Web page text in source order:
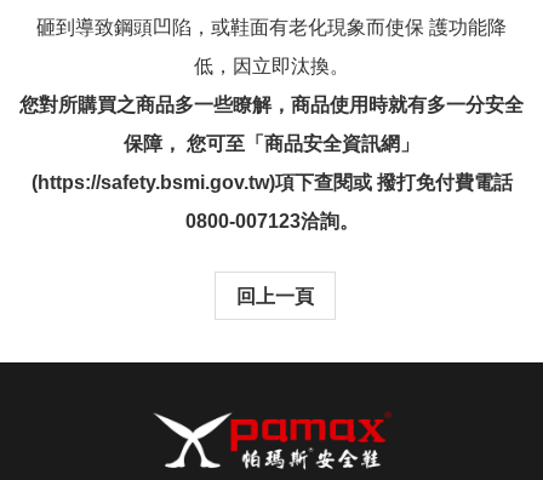
砸到導致鋼頭凹陷，或鞋面有老化現象而使保 護功能降
低，因立即汰換。
您對所購買之商品多一些瞭解，商品使用時就有多一分安全
保障， 您可至「商品安全資訊網」
(https://safety.bsmi.gov.tw)項下查閱或 撥打免付費電話
0800-007123洽詢。
回上一頁